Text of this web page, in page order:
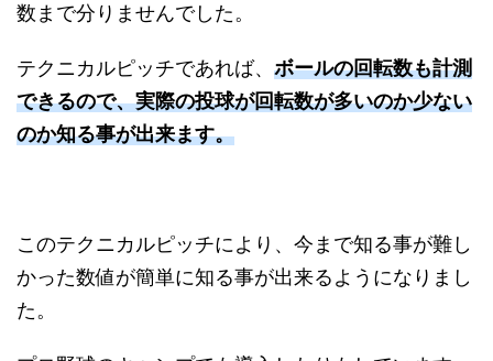
数まで分りませんでした。
テクニカルピッチであれば、 ボールの回転数も計測
できるので、実際の投球が回転数が多いのか少ない
のか知る事が出来ます。
このテクニカルピッチにより、今まで知る事が難し
かった数値が簡単に知る事が出来るようになりまし
た。